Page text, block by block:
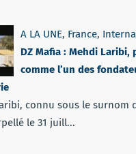
A LA UNE, France,
DZ Mafia : Mehdi Laribi,
comme l’un des
connu sous le surnom
le 31 juill...